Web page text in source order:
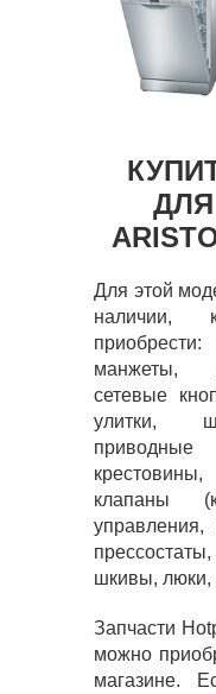
ДЛЯ
Для этой
наличии,
манжеты,
сетевые
улитки,
клапаны
шкивы, люки,
Запчасти
можно
магазине.